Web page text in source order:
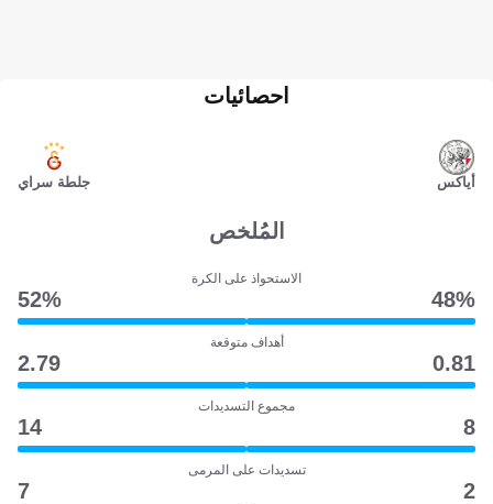
أياكس
احصائيات
جلطة سراي
المُلخص
الاستحواذ على الكرة
48‎%‎
52‎%‎
أهداف متوقعة
0.81
2.79
مجموع التسديدات
8
14
تسديدات على المرمى
2
7